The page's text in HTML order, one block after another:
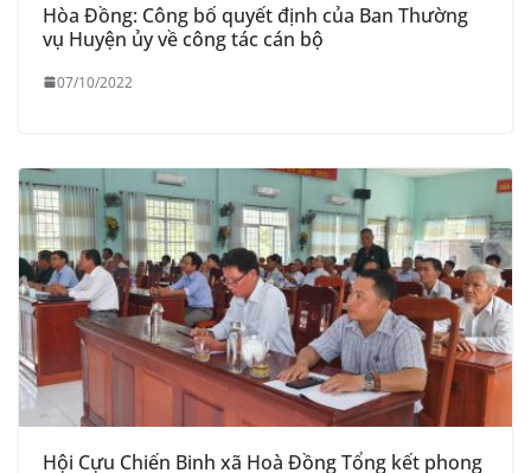
Hòa Đồng: Công bố quyết định của Ban Thường
vụ Huyện ủy về công tác cán bộ
07/10/2022
Hội Cựu Chiến Binh xã Hoà Đồng Tổng kết phong